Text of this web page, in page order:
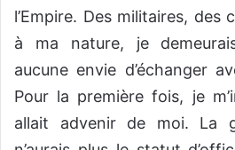
l’Empire. Des militaires, des
à ma nature, je
aucune envie d’échanger
Pour la première fois, je
allait advenir de moi. La